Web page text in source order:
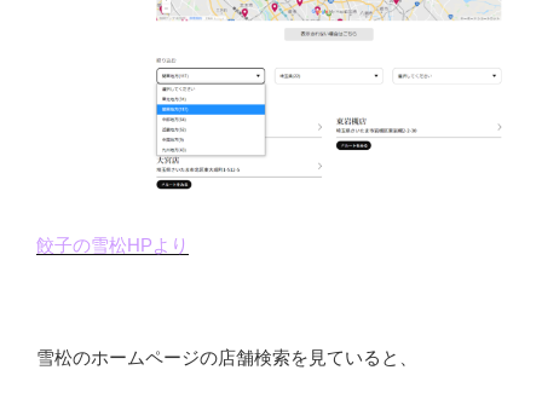
餃子の雪松HPより
雪松のホームページの店舗検索を見ていると、